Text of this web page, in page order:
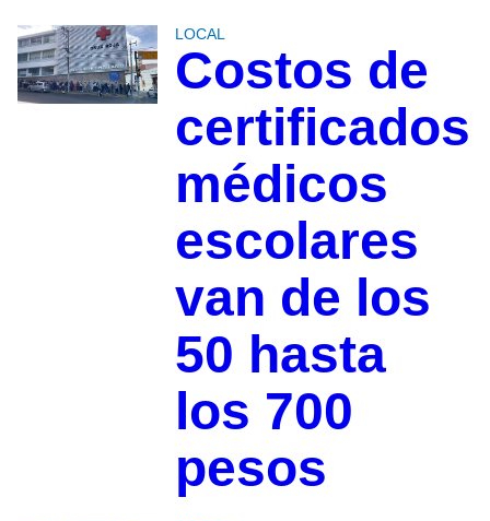
LOCAL
Costos de
certificados
médicos
escolares
van de los
50 hasta
los 700
pesos